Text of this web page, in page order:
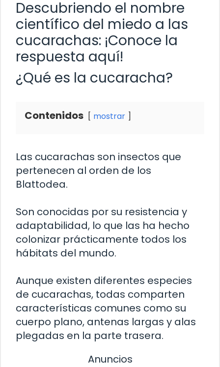
Descubriendo el nombre
científico del miedo a las
cucarachas: ¡Conoce la
respuesta aquí!
¿Qué es la cucaracha?
Contenidos mostrar
Las cucarachas son insectos que
pertenecen al orden de los
Blattodea.
Son conocidas por su resistencia y
adaptabilidad, lo que las ha hecho
colonizar prácticamente todos los
hábitats del mundo.
Aunque existen diferentes especies
de cucarachas, todas comparten
características comunes como su
cuerpo plano, antenas largas y alas
plegadas en la parte trasera.
Anuncios